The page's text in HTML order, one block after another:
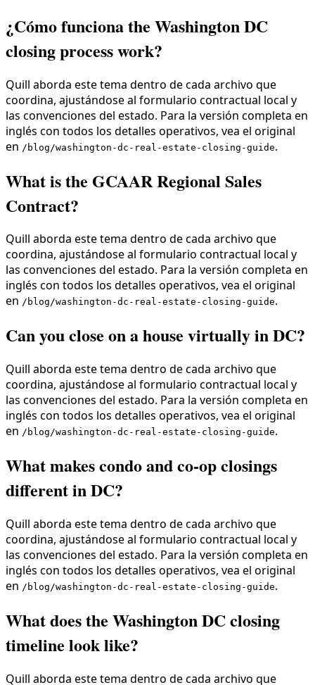
¿Cómo funciona the Washington DC
closing process work?
Quill aborda este tema dentro de cada archivo que
coordina, ajustándose al formulario contractual local y
las convenciones del estado. Para la versión completa en
inglés con todos los detalles operativos, vea el original
en /blog/washington-dc-real-estate-closing-guide.
What is the GCAAR Regional Sales
Contract?
Quill aborda este tema dentro de cada archivo que
coordina, ajustándose al formulario contractual local y
las convenciones del estado. Para la versión completa en
inglés con todos los detalles operativos, vea el original
en /blog/washington-dc-real-estate-closing-guide.
Can you close on a house virtually in DC?
Quill aborda este tema dentro de cada archivo que
coordina, ajustándose al formulario contractual local y
las convenciones del estado. Para la versión completa en
inglés con todos los detalles operativos, vea el original
en /blog/washington-dc-real-estate-closing-guide.
What makes condo and co-op closings
different in DC?
Quill aborda este tema dentro de cada archivo que
coordina, ajustándose al formulario contractual local y
las convenciones del estado. Para la versión completa en
inglés con todos los detalles operativos, vea el original
en /blog/washington-dc-real-estate-closing-guide.
What does the Washington DC closing
timeline look like?
Quill aborda este tema dentro de cada archivo que